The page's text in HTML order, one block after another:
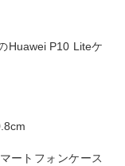
Huawei P10 Liteケ
ートフォンケース